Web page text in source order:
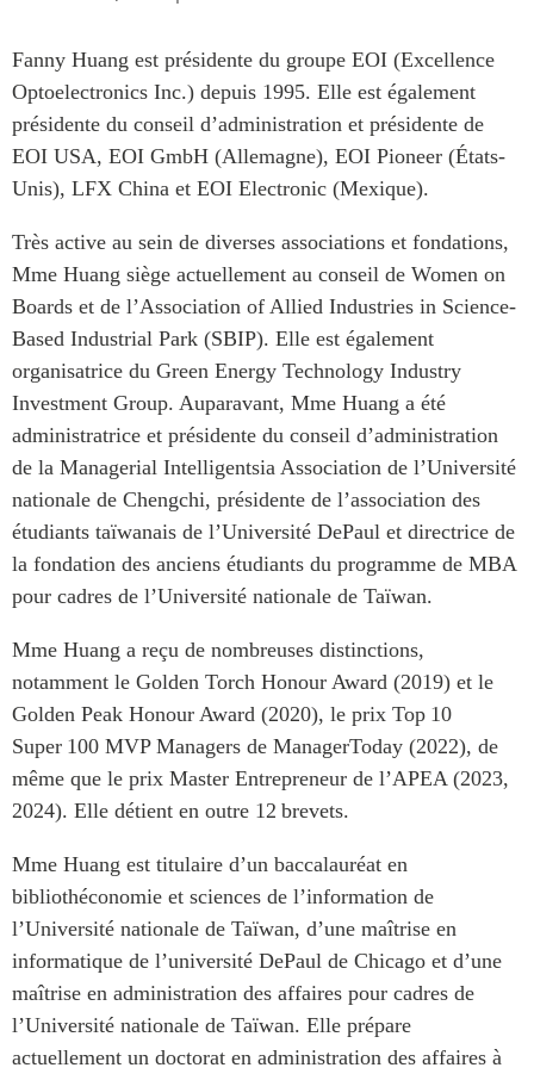
RECHERCHE
Toutes les publications
Asie du Sud-Est
Asie du Nord
Asie du Sud
Commerce avec l’Asie
CPTPP Portal
Bourses
Auteurs
PROGRAMMES
Initiative indo-pacifique
Dialogues et tables rondes
Centre sur les minéraux
critiques du Canada et de
l’Indo-Pacifique
En éducation
Missions commerciales
Le Partenariat APEC-
Canada pour la croissance
des entreprises
RÉSEAUX
CanWIN
Attachés supérieurs de
recherche
ABLAC
Nos Experts
Podcast Archive
PUBLICATIONS
Perspectives
Dépêches
Rapports et notes de
synthèse
Réflexions stratégiques
Explications
Études de cas
Séries spéciales
Pleins feux
SITES WEB
Programme d’études Asie-
Pacifique
Investment Monitor
Projet APEC-Canada pour
l’expansion du partenariat
Conférence Canada-en-
Asie
CPTPP Portal
Fanny Huang est présidente du groupe EOI (Excellence
Optoelectronics Inc.) depuis 1995. Elle est également
présidente du conseil d’administration et présidente de
EOI USA, EOI GmbH (Allemagne), EOI Pioneer (États-
Unis), LFX China et EOI Electronic (Mexique).
Très active au sein de diverses associations et fondations,
Mme Huang siège actuellement au conseil de Women on
Boards et de l’Association of Allied Industries in Science-
Based Industrial Park (SBIP). Elle est également
organisatrice du Green Energy Technology Industry
Investment Group. Auparavant, Mme Huang a été
administratrice et présidente du conseil d’administration
de la Managerial Intelligentsia Association de l’Université
nationale de Chengchi, présidente de l’association des
étudiants taïwanais de l’Université DePaul et directrice de
la fondation des anciens étudiants du programme de MBA
pour cadres de l’Université nationale de Taïwan.
Mme Huang a reçu de nombreuses distinctions,
notamment le Golden Torch Honour Award (2019) et le
Golden Peak Honour Award (2020), le prix Top 10
Super 100 MVP Managers de ManagerToday (2022), de
même que le prix Master Entrepreneur de l’APEA (2023,
2024). Elle détient en outre 12 brevets.
Mme Huang est titulaire d’un baccalauréat en
bibliothéconomie et sciences de l’information de
l’Université nationale de Taïwan, d’une maîtrise en
informatique de l’université DePaul de Chicago et d’une
maîtrise en administration des affaires pour cadres de
l’Université nationale de Taïwan. Elle prépare
actuellement un doctorat en administration des affaires à